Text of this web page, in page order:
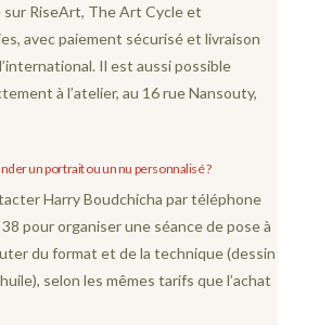
sur RiseArt, The Art Cycle et
avec paiement sécurisé et livraison
Il est aussi possible
à l’atelier, au 16 rue Nansouty,
un portrait ou un nu personnalisé ?
Harry Boudchicha par téléphone
pour organiser une séance de pose à
du format et de la technique (dessin
selon les mêmes tarifs que l’achat